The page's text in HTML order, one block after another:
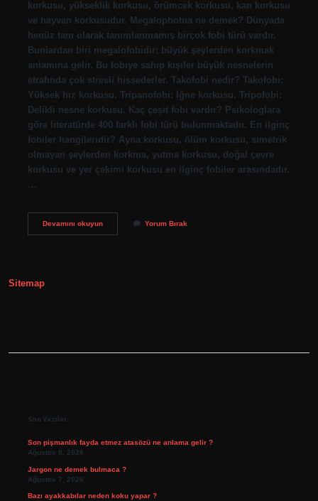
korkusu, yükseklik korkusu, örümcek korkusu, kan korkusu
ve hayvan korkusudur. Megalophobia ne demek? Dünyada
henüz tam olarak tanımlanmamış birçok fobi türü vardır.
Bunlardan biri megalofobidir; büyük şeylerden korkmak
anlamına gelir. Bu fobiye sahip kişiler büyük nesnelerin
etrafında çok stresli hissederler. Takofobi nedir? Takofobi:
Yüksek hız korkusu. Tripanofobi: İğne korkusu. Tripofobi:
Delikli nesne korkusu. Kaç çeşit fobi vardır? Psikologlara
göre literatürde 400 farklı fobi türü bulunmaktadır. En ilginç
fobiler hangileridir? Ayna korkusu, ölüm korkusu, simetrik
olmayan şeylerden korkma, yutma korkusu, doğal çevre
korkusu ve yer çekimi korkusu en ilginç fobiler arasındadır.
…
Devamını okuyunMegalofobi
Yorum Bırak
Sitemap
Son Yazılar
Son pişmanlık fayda etmez atasözü ne anlama gelir ?
Ağustos 8, 2026
Jargon ne demek bulmaca ?
Ağustos 7, 2026
Bazı ayakkabılar neden koku yapar ?